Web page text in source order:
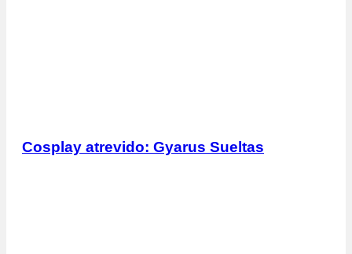
Cosplay atrevido: Gyarus Sueltas